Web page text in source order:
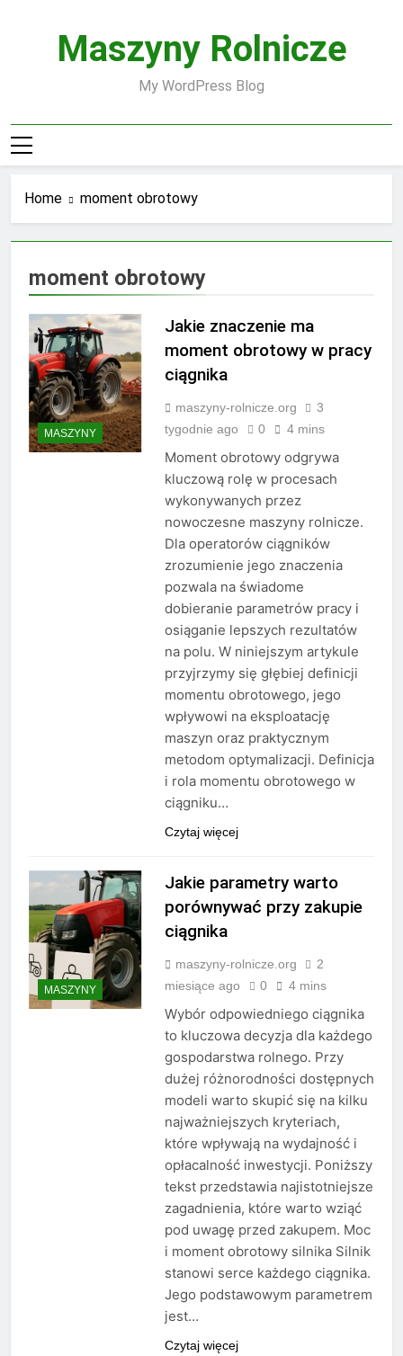
Maszyny Rolnicze
My WordPress Blog
Home moment obrotowy
moment obrotowy
MASZYNY
Jakie znaczenie ma
moment obrotowy w pracy
ciągnika
maszyny-rolnicze.org
3
tygodnie ago
0 4 mins
Moment obrotowy odgrywa
kluczową rolę w procesach
wykonywanych przez
nowoczesne maszyny rolnicze.
Dla operatorów ciągników
zrozumienie jego znaczenia
pozwala na świadome
dobieranie parametrów pracy i
osiąganie lepszych rezultatów
na polu. W niniejszym artykule
przyjrzymy się głębiej definicji
momentu obrotowego, jego
wpływowi na eksploatację
maszyn oraz praktycznym
metodom optymalizacji. Definicja
i rola momentu obrotowego w
ciągniku…
Czytaj więcej
MASZYNY
Jakie parametry warto
porównywać przy zakupie
ciągnika
maszyny-rolnicze.org
2
miesiące ago
0 4 mins
Wybór odpowiedniego ciągnika
to kluczowa decyzja dla każdego
gospodarstwa rolnego. Przy
dużej różnorodności dostępnych
modeli warto skupić się na kilku
najważniejszych kryteriach,
które wpływają na wydajność i
opłacalność inwestycji. Poniższy
tekst przedstawia najistotniejsze
zagadnienia, które warto wziąć
pod uwagę przed zakupem. Moc
i moment obrotowy silnika Silnik
stanowi serce każdego ciągnika.
Jego podstawowym parametrem
jest…
Czytaj więcej